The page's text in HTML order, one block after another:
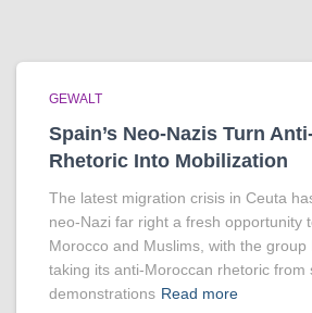
GEWALT
Spain’s Neo-Nazis Turn
Rhetoric Into Mobilization
The latest migration crisis in Ceuta
neo-Nazi far right a fresh opportunity
Morocco and Muslims, with the group
taking its anti-Moroccan rhetoric from
demonstrations Read more